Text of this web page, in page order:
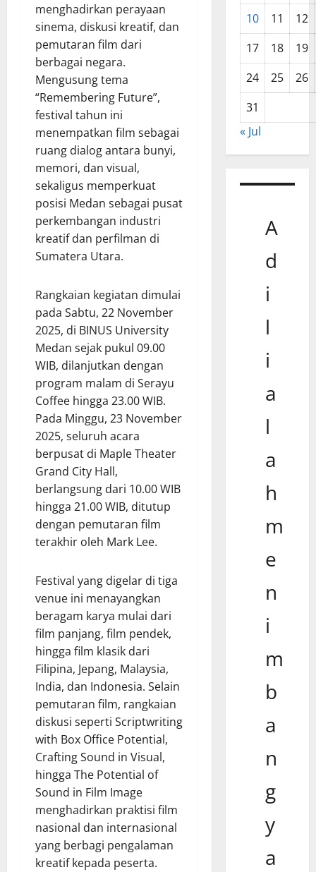
menghadirkan perayaan
sinema, diskusi kreatif, dan
pemutaran film dari
berbagai negara.
Mengusung tema
“Remembering Future”,
festival tahun ini
menempatkan film sebagai
ruang dialog antara bunyi,
memori, dan visual,
sekaligus memperkuat
posisi Medan sebagai pusat
perkembangan industri
kreatif dan perfilman di
Sumatera Utara.
Rangkaian kegiatan dimulai
pada Sabtu, 22 November
2025, di BINUS University
Medan sejak pukul 09.00
WIB, dilanjutkan dengan
program malam di Serayu
Coffee hingga 23.00 WIB.
Pada Minggu, 23 November
2025, seluruh acara
berpusat di Maple Theater
Grand City Hall,
berlangsung dari 10.00 WIB
hingga 21.00 WIB, ditutup
dengan pemutaran film
terakhir oleh Mark Lee.
Festival yang digelar di tiga
venue ini menayangkan
beragam karya mulai dari
film panjang, film pendek,
hingga film klasik dari
Filipina, Jepang, Malaysia,
India, dan Indonesia. Selain
pemutaran film, rangkaian
diskusi seperti Scriptwriting
with Box Office Potential,
Crafting Sound in Visual,
hingga The Potential of
Sound in Film Image
menghadirkan praktisi film
nasional dan internasional
yang berbagi pengalaman
kreatif kepada peserta.
10
11
12
17
18
19
24
25
26
31
« Jul
A
d
i
l
i
a
l
a
h
m
e
n
i
m
b
a
n
g
y
a